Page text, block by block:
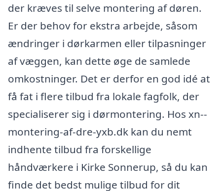
der kræves til selve montering af døren.
Er der behov for ekstra arbejde, såsom
ændringer i dørkarmen eller tilpasninger
af væggen, kan dette øge de samlede
omkostninger. Det er derfor en god idé at
få fat i flere tilbud fra lokale fagfolk, der
specialiserer sig i dørmontering. Hos xn--
montering-af-dre-yxb.dk kan du nemt
indhente tilbud fra forskellige
håndværkere i Kirke Sonnerup, så du kan
finde det bedst mulige tilbud for dit